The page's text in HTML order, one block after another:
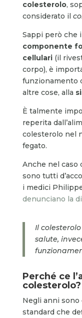
colesterolo,
considerato il
Sappi però che
componente
cellulari (il
corpo), è
funzionamento
altre cose, alla
È talmente
reperita
colesterolo nel
fegato.
Anche nel caso
sono tutti
i medici
denunciano la
Il
salute,
Perché ce
colesterolo?
Negli anni
standard che